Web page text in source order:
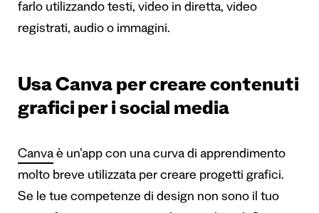
farlo utilizzando testi, video in diretta, video
registrati, audio o immagini.
Usa Canva per creare contenuti
grafici per i social media
Canva è un’app con una curva di apprendimento
molto breve utilizzata per creare progetti grafici.
Se le tue competenze di design non sono il tuo